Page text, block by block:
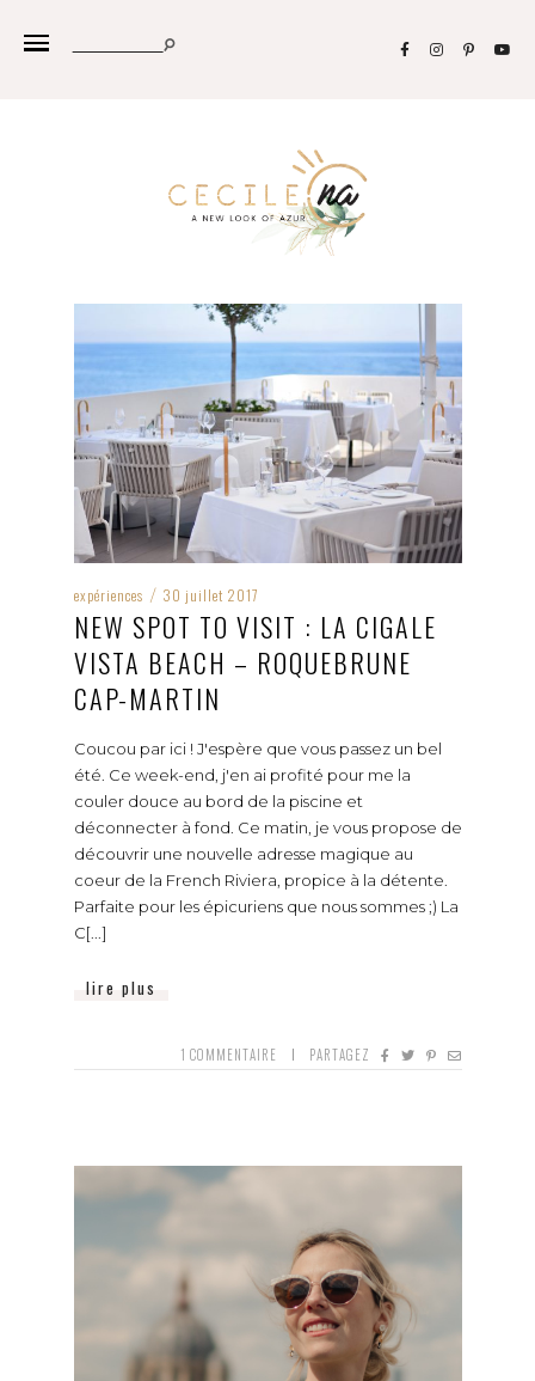
expériences / 30 juillet 2017
NEW SPOT TO VISIT : LA CIGALE
VISTA BEACH – ROQUEBRUNE
CAP-MARTIN
Coucou par ici ! J'espère que vous passez un bel
été. Ce week-end, j'en ai profité pour me la
couler douce au bord de la piscine et
déconnecter à fond. Ce matin, je vous propose de
découvrir une nouvelle adresse magique au
coeur de la French Riviera, propice à la détente.
Parfaite pour les épicuriens que nous sommes ;) La
C[...]
lire plus
1 COMMENTAIRE PARTAGEZ